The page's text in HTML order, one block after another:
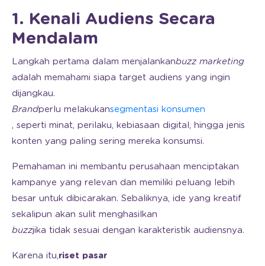
1. Kenali Audiens Secara
Mendalam
Langkah pertama dalam menjalankanbuzz marketing
adalah memahami siapa target audiens yang ingin
dijangkau.
Brandperlu melakukansegmentasi konsumen
, seperti minat, perilaku, kebiasaan digital, hingga jenis
konten yang paling sering mereka konsumsi.
Pemahaman ini membantu perusahaan menciptakan
kampanye yang relevan dan memiliki peluang lebih
besar untuk dibicarakan. Sebaliknya, ide yang kreatif
sekalipun akan sulit menghasilkan
buzzjika tidak sesuai dengan karakteristik audiensnya.
Karena itu,riset pasar